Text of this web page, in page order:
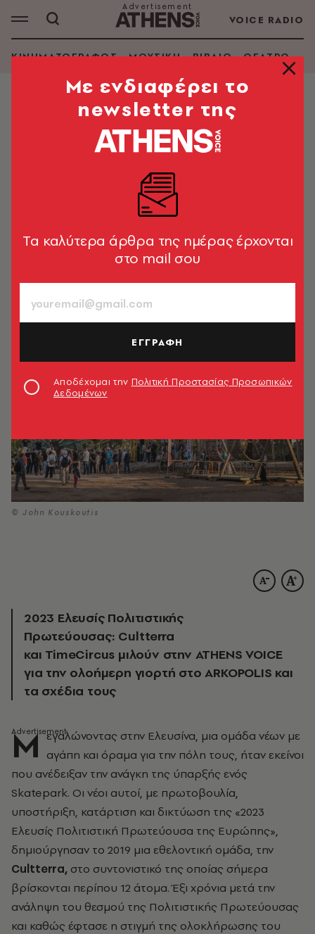
VOICE RADIO
ΚΙΝΗΜΑΤΟΓΡΑΦΟΣ ΜΟΥΣΙΚΗ ΒΙΒΛΙΟ ΘΕΑΤΡΟ -
Το μέλλον της Ελευσίνας στα χέρια
των νέων της πόλης
Στο πλαίσιο της Τελετής Λήξης θα πραγματοποιηθεί
μία ολοήμερη γιορτή στο ARKOPOLIS, το πρόγραμμα
Μαριάννα Μανωλοπούλου
897
14.12.2023, 21:30
© John Kouskoutis
2023 Ελευσίς Πολιτιστικής
Πρωτεύουσας: Cultterra
και TimeCircus μιλούν στην ATHENS VOICE
για την ολοήμερη γιορτή στο ARKOPOLIS και
τα σχέδια τους
Μ εγαλώνοντας στην Ελευσίνα, μια ομάδα νέων με
αγάπη και όραμα για την πόλη τους, ήταν εκείνοι
που ανέδειξαν την ανάγκη της ύπαρξής ενός
Skatepark. Οι νέοι αυτοί, με πρωτοβουλία,
υποστήριξη, κατάρτιση και δικτύωση της «2023
Ελευσίς Πολιτιστική Πρωτεύουσα της Ευρώπης»,
δημιούργησαν το 2019 μια εθελοντική ομάδα, την
Cultterra, στο συντονιστικό της οποίας σήμερα
βρίσκονται περίπου 12 άτομα. Έξι χρόνια μετά την
ανάληψη του θεσμού της Πολιτιστικής Πρωτεύουσας
και καθώς έφτασε η στιγμή της ολοκλήρωσης του
Mε ενδιαφέρει το
newsletter της
Tα καλύτερα άρθρα της ημέρας έρχονται
στο mail σου
ΕΓΓΡΑΦΗ
Αποδέχομαι την Πολιτική Προστασίας Προσωπικών
Δεδομένων